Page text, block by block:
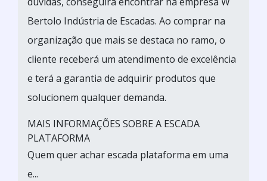
Bertolo Indústria de Escadas. Ao comprar na
organização que mais se destaca no ramo, o
cliente receberá um atendimento de excelência
e terá a garantia de adquirir produtos que
solucionem qualquer demanda.
MAIS INFORMAÇÕES SOBRE A ESCADA
PLATAFORMA
Quem quer achar escada plataforma em uma
e...